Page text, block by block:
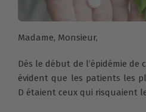
Madame, Monsieur,
Dès le début de l’épidémie
évident que les patients les
D étaient ceux qui risquaient